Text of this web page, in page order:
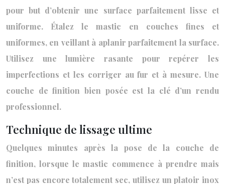
pour but d’obtenir une surface parfaitement lisse et
uniforme. Étalez le mastic en couches fines et
uniformes, en veillant à aplanir parfaitement la surface.
Utilisez une lumière rasante pour repérer les
imperfections et les corriger au fur et à mesure. Une
couche de finition bien posée est la clé d’un rendu
professionnel.
Technique de lissage ultime
Quelques minutes après la pose de la couche de
finition, lorsque le mastic commence à prendre mais
n’est pas encore totalement sec, utilisez un platoir inox